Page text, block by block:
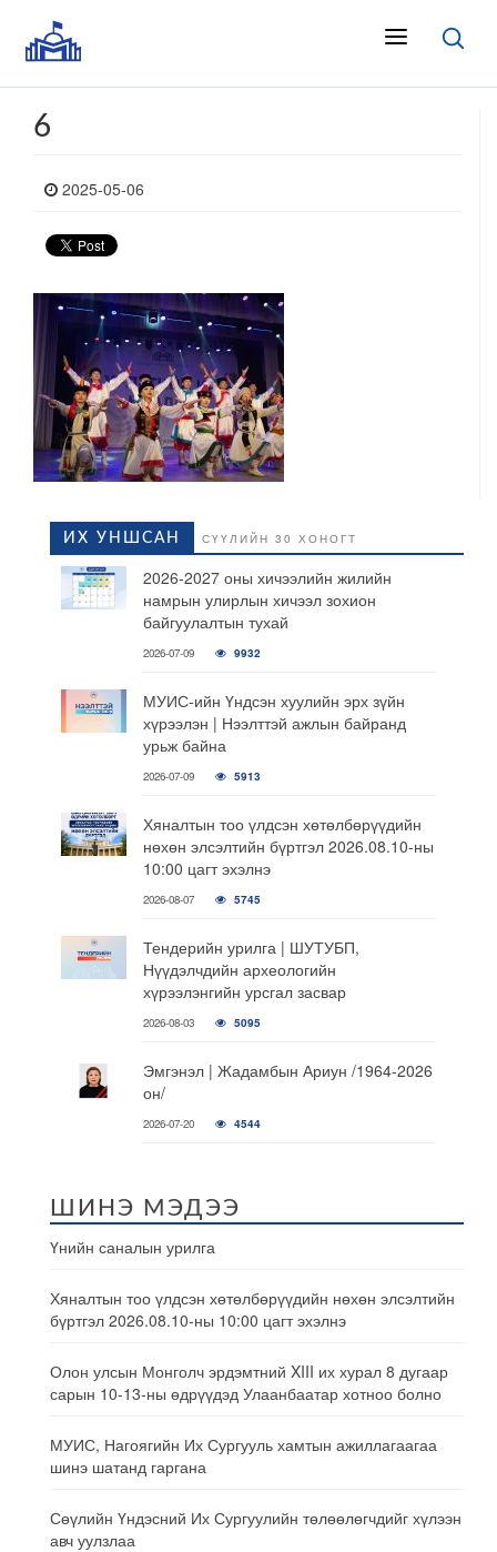
6
2025-05-06
ИХ УНШСАН СҮҮЛИЙН 30 ХОНОГТ
2026-2027 оны хичээлийн жилийн
намрын улирлын хичээл зохион
байгуулалтын тухай
2026-07-09 9932
МУИС-ийн Үндсэн хуулийн эрх зүйн
хүрээлэн | Нээлттэй ажлын байранд
урьж байна
2026-07-09 5913
Хяналтын тоо үлдсэн хөтөлбөрүүдийн
нөхөн элсэлтийн бүртгэл 2026.08.10-ны
10:00 цагт эхэлнэ
2026-08-07 5745
Тендерийн урилга | ШУТУБП,
Нүүдэлчдийн археологийн
хүрээлэнгийн урсгал засвар
2026-08-03 5095
Эмгэнэл | Жадамбын Ариун /1964-2026
он/
2026-07-20 4544
ШИНЭ МЭДЭЭ
Үнийн саналын урилга
Хяналтын тоо үлдсэн хөтөлбөрүүдийн нөхөн элсэлтийн
бүртгэл 2026.08.10-ны 10:00 цагт эхэлнэ
Олон улсын Монголч эрдэмтний XIII их хурал 8 дугаар
сарын 10-13-ны өдрүүдэд Улаанбаатар хотноо болно
МУИС, Нагоягийн Их Сургууль хамтын ажиллагаагаа
шинэ шатанд гаргана
Сөүлийн Үндэсний Их Сургуулийн төлөөлөгчдийг хүлээн
авч уулзлаа